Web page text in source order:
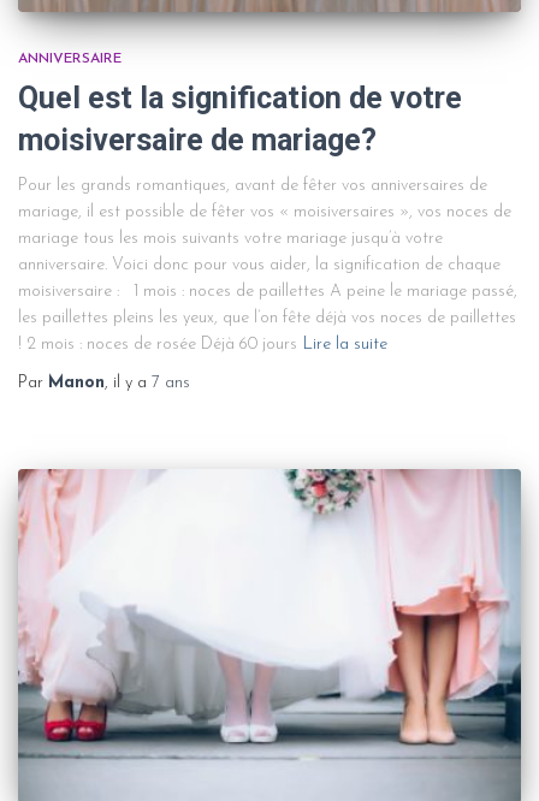
ANNIVERSAIRE
Quel est la signification de votre
moisiversaire de mariage?
Pour les grands romantiques, avant de fêter vos anniversaires de
mariage, il est possible de fêter vos « moisiversaires », vos noces de
mariage tous les mois suivants votre mariage jusqu’à votre
anniversaire. Voici donc pour vous aider, la signification de chaque
moisiversaire : 1 mois : noces de paillettes A peine le mariage passé,
les paillettes pleins les yeux, que l’on fête déjà vos noces de paillettes
! 2 mois : noces de rosée Déjà 60 jours Lire la suite
Par Manon, il y a 7 ans